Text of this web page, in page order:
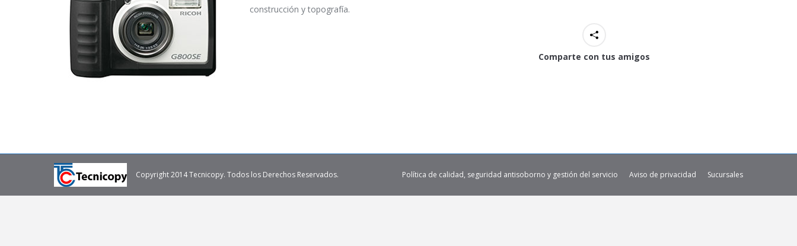
construcción y topografía.
Comparte con tus amigos
Copyright 2014 Tecnicopy. Todos los Derechos Reservados. Política de calidad, seguridad antisoborno y gestión del servicio Aviso de privacidad Sucursales